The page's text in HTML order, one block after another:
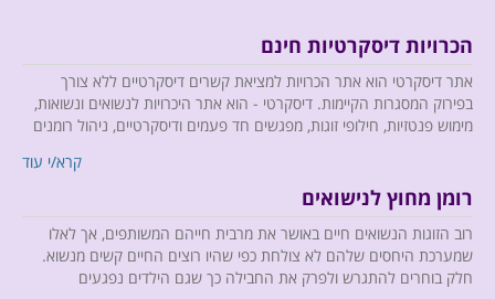
הכרויות דיסקרטיות חינם
אתר דיסקרטי הוא אתר הכרויות למציאת קשרים דיסקרטיים ללא צורך
בפירוק המסגרות הקיימות. דיסקרטי - הוא אתר היכרויות לנשואים ונשואות,
מימוש פנטזיות, חילופי זוגות, מפגשים חד פעמים ודיסקרטיים, ניהול רומנים
אנו מביאים לחברי האתר רוח רעננה, כיפית ומהנה, ומשתדלים לחדש
ולהפתיע, כך שב- Descreti לא יהיה רגע אחד משעמם....
קרא/י עוד
רומן מחוץ לנישואים
רוב הזוגות הנשואים חיים באושר את מרבית חייהם המשותפים, אך לאלו
שמערכת היחסים שלהם לא צולחת כפי שהיו רוצים החיים קשים מנשוא.
חלק בוחרים להתגרש ולפרק את החבילה כך שגם הילדים נפגעים